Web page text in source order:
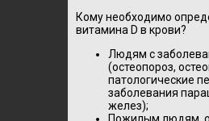
Кому необходимо
витамина D в крови?
Людям с
(остеопороз,
патологические
заболевания
желез);